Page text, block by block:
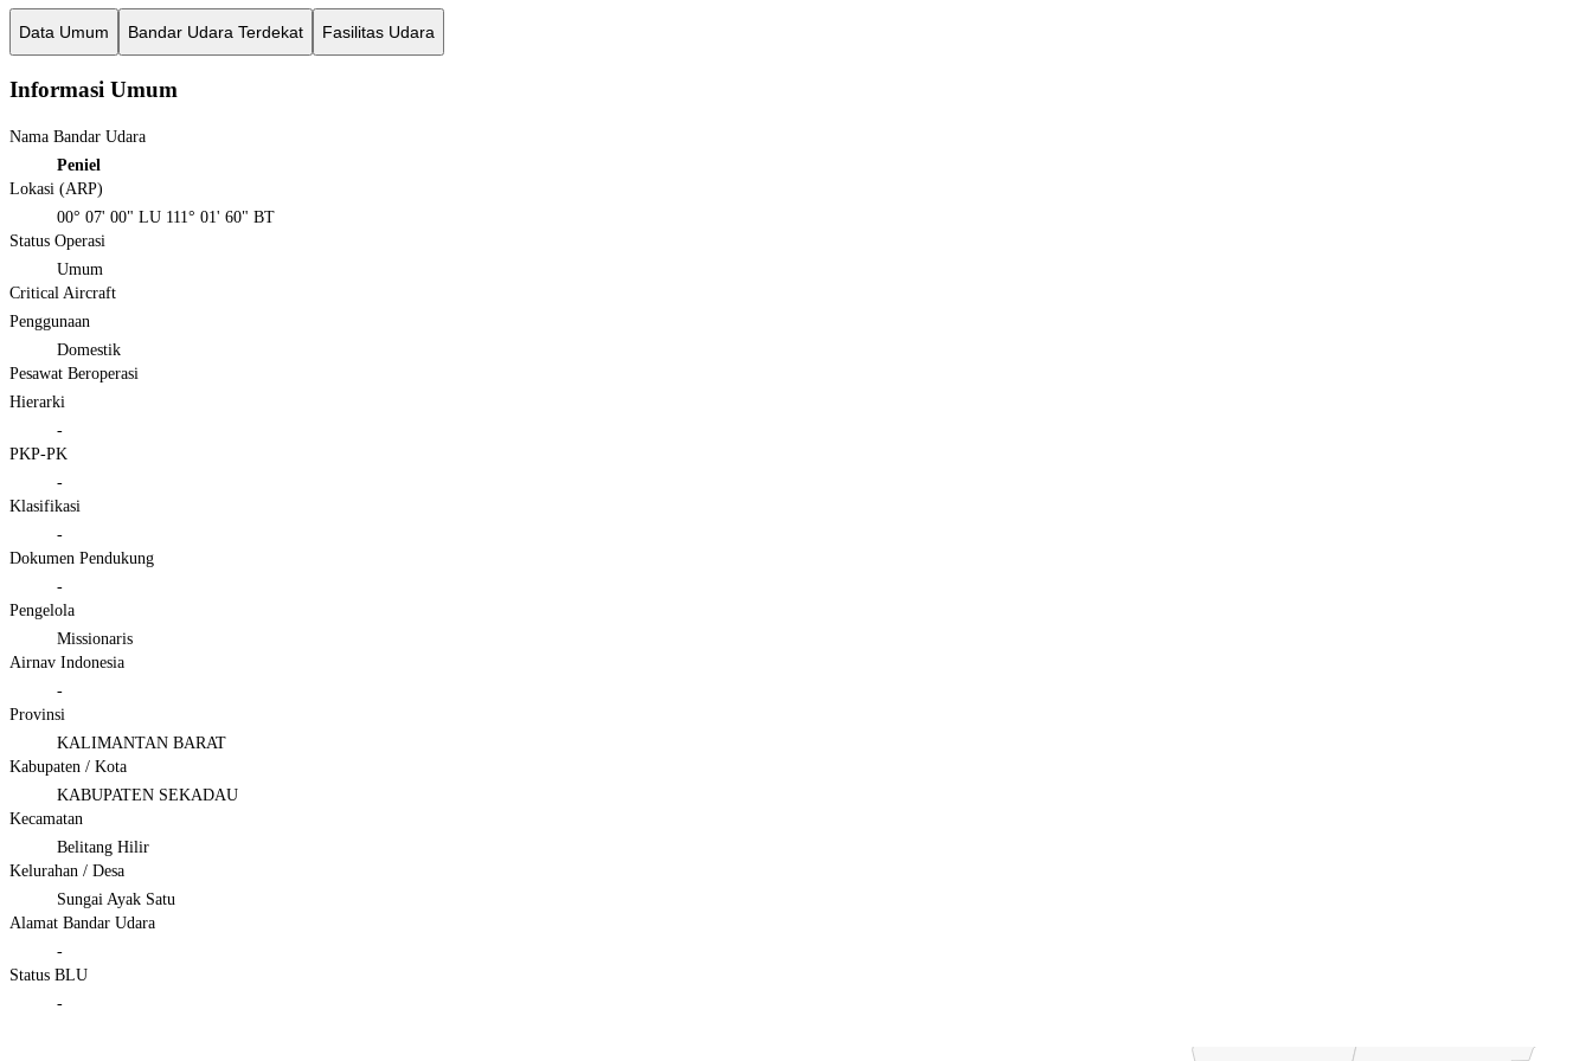
Data Umum Bandar Udara Terdekat Fasilitas Udara
Informasi Umum
Nama Bandar Udara
Peniel
Lokasi (ARP)
00° 07' 00" LU 111° 01' 60" BT
Status Operasi
Umum
Critical Aircraft
Penggunaan
Domestik
Pesawat Beroperasi
Hierarki
-
PKP-PK
-
Klasifikasi
-
Dokumen Pendukung
-
Pengelola
Missionaris
Airnav Indonesia
-
Provinsi
KALIMANTAN BARAT
Kabupaten / Kota
KABUPATEN SEKADAU
Kecamatan
Belitang Hilir
Kelurahan / Desa
Sungai Ayak Satu
Alamat Bandar Udara
-
Status BLU
-